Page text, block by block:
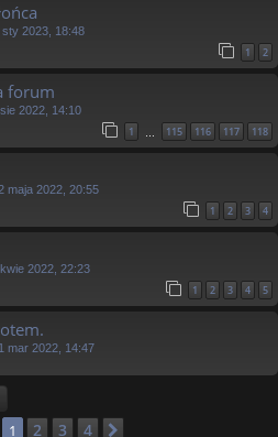
sty 2023, 18:48
1 2
forum
2022, 14:10
1 … 115 116 117 118
maja 2022, 20:55
1 2 3 4
2022, 22:23
1 2 3 4 5
mar 2022, 14:47
1 2 3 4